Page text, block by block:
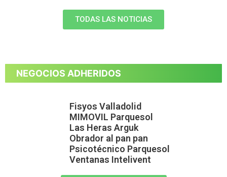
TODAS LAS NOTICIAS
NEGOCIOS ADHERIDOS
Fisyos Valladolid
MIMOVIL Parquesol
Las Heras Arguk
Obrador al pan pan
Psicotécnico Parquesol
Ventanas Intelivent